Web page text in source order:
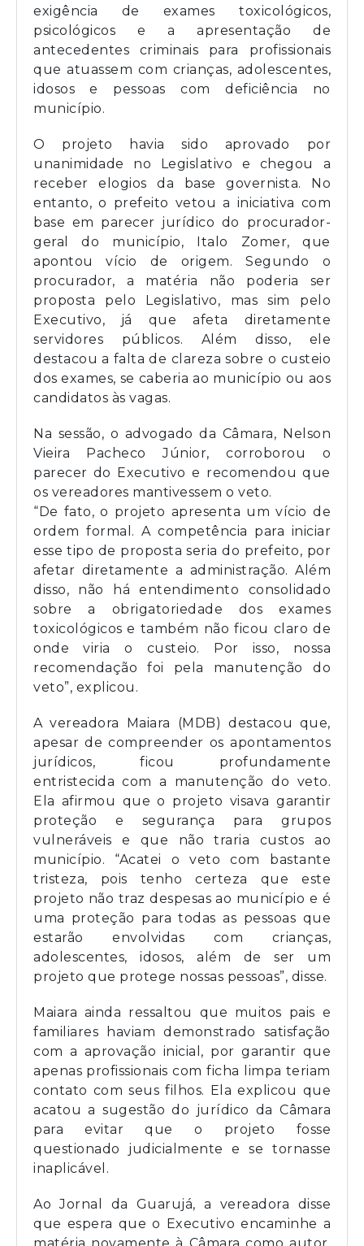
exigência de exames toxicológicos,
psicológicos e a apresentação de
antecedentes criminais para profissionais
que atuassem com crianças, adolescentes,
idosos e pessoas com deficiência no
município.
O projeto havia sido aprovado por
unanimidade no Legislativo e chegou a
receber elogios da base governista. No
entanto, o prefeito vetou a iniciativa com
base em parecer jurídico do procurador-
geral do município, Italo Zomer, que
apontou vício de origem. Segundo o
procurador, a matéria não poderia ser
proposta pelo Legislativo, mas sim pelo
Executivo, já que afeta diretamente
servidores públicos. Além disso, ele
destacou a falta de clareza sobre o custeio
dos exames, se caberia ao município ou aos
candidatos às vagas.
Na sessão, o advogado da Câmara, Nelson
Vieira Pacheco Júnior, corroborou o
parecer do Executivo e recomendou que
os vereadores mantivessem o veto.
“De fato, o projeto apresenta um vício de
ordem formal. A competência para iniciar
esse tipo de proposta seria do prefeito, por
afetar diretamente a administração. Além
disso, não há entendimento consolidado
sobre a obrigatoriedade dos exames
toxicológicos e também não ficou claro de
onde viria o custeio. Por isso, nossa
recomendação foi pela manutenção do
veto”, explicou.
A vereadora Maiara (MDB) destacou que,
apesar de compreender os apontamentos
jurídicos, ficou profundamente
entristecida com a manutenção do veto.
Ela afirmou que o projeto visava garantir
proteção e segurança para grupos
vulneráveis e que não traria custos ao
município. “Acatei o veto com bastante
tristeza, pois tenho certeza que este
projeto não traz despesas ao município e é
uma proteção para todas as pessoas que
estarão envolvidas com crianças,
adolescentes, idosos, além de ser um
projeto que protege nossas pessoas”, disse.
Maiara ainda ressaltou que muitos pais e
familiares haviam demonstrado satisfação
com a aprovação inicial, por garantir que
apenas profissionais com ficha limpa teriam
contato com seus filhos. Ela explicou que
acatou a sugestão do jurídico da Câmara
para evitar que o projeto fosse
questionado judicialmente e se tornasse
inaplicável.
Ao Jornal da Guarujá, a vereadora disse
que espera que o Executivo encaminhe a
matéria novamente à Câmara como autor,